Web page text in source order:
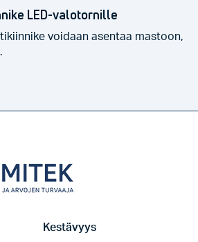
LED-valotornille
voidaan asentaa mastoon,
Kestävyys